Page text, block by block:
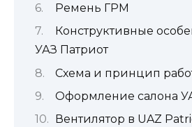
Ремень ГРМ
Конструктивные
УАЗ Патриот
Схема и принцип
Оформление салона
Вентилятор в UAZ